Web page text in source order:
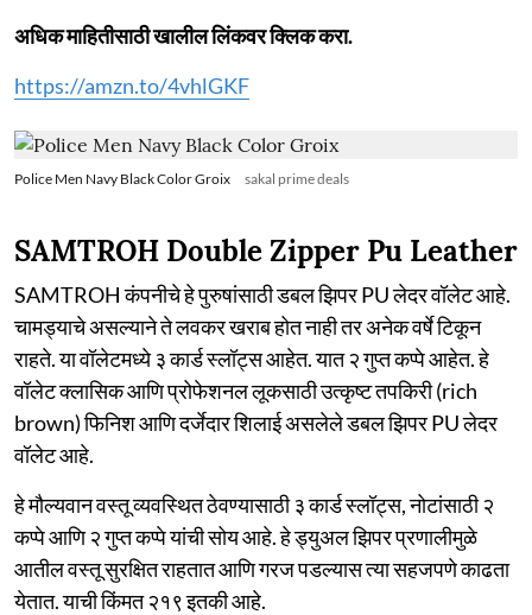
अधिक माहितीसाठी खालील लिंकवर क्लिक करा.
https://amzn.to/4vhlGKF
Police Men Navy Black Color Groix sakal prime deals
SAMTROH Double Zipper Pu Leather
SAMTROH कंपनीचे हे पुरुषांसाठी डबल झिपर PU लेदर वॉलेट आहे.
चामड्याचे असल्याने ते लवकर खराब होत नाही तर अनेक वर्षे टिकून
राहते. या वॉलेटमध्ये ३ कार्ड स्लॉट्स आहेत. यात २ गुप्त कप्पे आहेत. हे
वॉलेट क्लासिक आणि प्रोफेशनल लूकसाठी उत्कृष्ट तपकिरी (rich
brown) फिनिश आणि दर्जेदार शिलाई असलेले डबल झिपर PU लेदर
वॉलेट आहे.
हे मौल्यवान वस्तू व्यवस्थित ठेवण्यासाठी ३ कार्ड स्लॉट्स, नोटांसाठी २
कप्पे आणि २ गुप्त कप्पे यांची सोय आहे. हे ड्युअल झिपर प्रणालीमुळे
आतील वस्तू सुरक्षित राहतात आणि गरज पडल्यास त्या सहजपणे काढता
येतात. याची किंमत २१९ इतकी आहे.